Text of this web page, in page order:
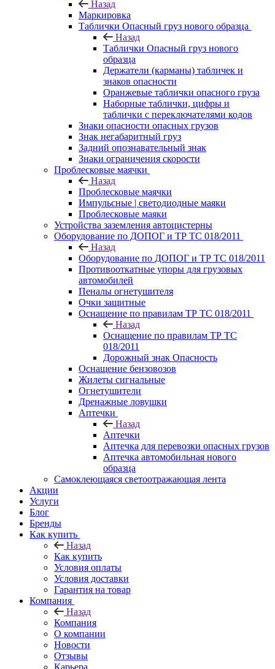
Назад
Маркировка
Таблички Опасный груз нового образца
Назад
Таблички Опасный груз нового
образца
Держатели (карманы) табличек и
знаков опасности
Оранжевые таблички опасного груза
Наборные таблички, цифры и
таблички с переключателями кодов
Знаки опасности опасных грузов
Знак негабаритный груз
Задний опознавательный знак
Знаки ограничения скорости
Проблесковые маячки
Назад
Проблесковые маячки
Импульсные | светодиодные маяки
Проблесковые маяки
Устройства заземления автоцистерны
Оборудование по ДОПОГ и ТР ТС 018/2011
Назад
Оборудование по ДОПОГ и ТР ТС 018/2011
Противооткатные упоры для грузовых
автомобилей
Пеналы огнетушителя
Очки защитные
Оснащение по правилам ТР ТС 018/2011
Назад
Оснащение по правилам ТР ТС
018/2011
Дорожный знак Опасность
Оснащение бензовозов
Жилеты сигнальные
Огнетушители
Дренажные ловушки
Аптечки
Назад
Аптечки
Аптечка для перевозки опасных грузов
Аптечка автомобильная нового
образца
Самоклеющаяся светоотражающая лента
Акции
Услуги
Блог
Бренды
Как купить
Назад
Как купить
Условия оплаты
Условия доставки
Гарантия на товар
Компания
Назад
Компания
О компании
Новости
Отзывы
Карьера